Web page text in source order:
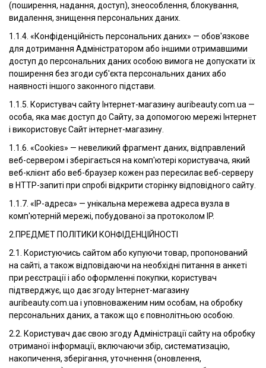
(поширення, надання, доступ), знеособлення, блокування,
видалення, знищення персональних даних.
1.1.4. «Конфіденційність персональних даних» — обов'язкове
для дотримання Адміністратором або іншими отримавшими
доступ до персональних даних особою вимога не допускати їх
поширення без згоди суб'єкта персональних даних або
наявності іншого законного підстави.
1.1.5. Користувач сайту Інтернет-магазину auribeauty.com.ua —
особа, яка має доступ до Сайту, за допомогою мережі Інтернет
і використовує Сайт інтернет-магазину.
1.1.6. «Cookies» — невеликий фрагмент даних, відправлений
веб-сервером і зберігається на комп'ютері користувача, який
веб-клієнт або веб-браузер кожен раз пересилає веб-серверу
в HTTP-запиті при спробі відкрити сторінку відповідного сайту.
1.1.7. «IP-адреса» — унікальна мережева адреса вузла в
комп'ютерній мережі, побудованої за протоколом IP.
2.ПРЕДМЕТ ПОЛІТИКИ КОНФІДЕНЦІЙНОСТІ
2.1. Користуючись сайтом або купуючи товар, пропонований
на сайті, а також відповідаючи на необхідні питання в анкеті
при реєстрації і або оформленні покупки, користувач
підтверджує, що дає згоду Інтернет-магазину
auribeauty.com.ua і уповноваженим ним особам, на обробку
персональних даних, а також що є повнолітньою особою.
2.2. Користувач дає свою згоду Адміністрації сайту на обробку
отриманої інформації, включаючи збір, систематизацію,
накопичення, зберігання, уточнення (оновлення,